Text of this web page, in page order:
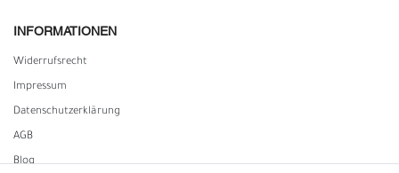
INFORMATIONEN
Widerrufs­recht
Impressum
Daten­schutz­erklärung
AGB
Blog